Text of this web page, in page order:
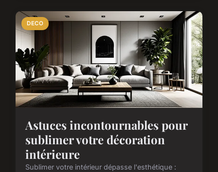
DECO
Astuces incontournables pour
sublimer votre décoration
intérieure
Sublimer votre intérieur dépasse l'esthétique :